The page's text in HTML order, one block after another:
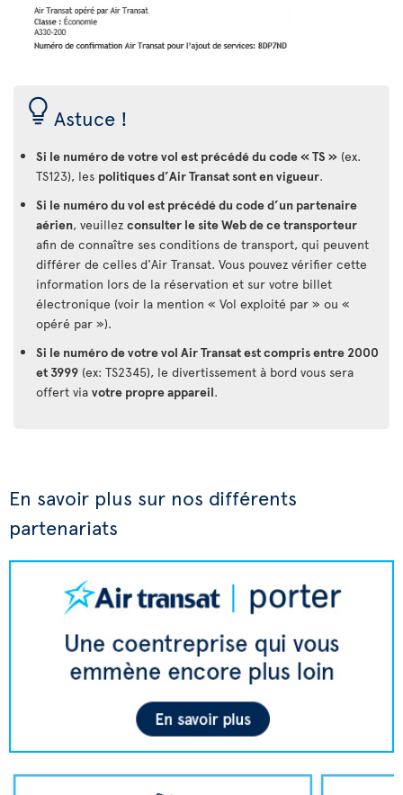
Astuce !
Si le numéro de votre vol est précédé du code « TS » (ex.
TS123), les politiques d’Air Transat sont en vigueur.
Si le numéro du vol est précédé du code d’un partenaire
aérien, veuillez consulter le site Web de ce transporteur
afin de connaître ses conditions de transport, qui peuvent
différer de celles d'Air Transat. Vous pouvez vérifier cette
information lors de la réservation et sur votre billet
électronique (voir la mention « Vol exploité par » ou «
opéré par »).
Si le numéro de votre vol Air Transat est compris entre 2000
et 3999 (ex: TS2345), le divertissement à bord vous sera
offert via votre propre appareil.
En savoir plus sur nos différents
partenariats